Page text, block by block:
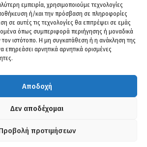
εμπειρία, χρησιμοποιούμε τεχνολογίες
ή/και την πρόσβαση σε πληροφορίες
σε αυτές τις τεχνολογίες θα επιτρέψει σε εμάς
όπως συμπεριφορά περιήγησης ή μοναδικά
τον ιστότοπο. Η μη συγκατάθεση ή η ανάκληση της
επηρεάσει αρνητικά αρνητικά ορισμένες
Αποδοχή
Δεν αποδέχομαι
προτιμήσεων
59132